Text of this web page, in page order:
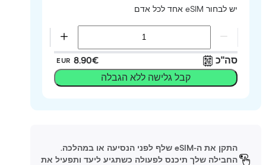
יש לבחור eSIM אחד לכל אדם
EUR
קבל גלישה ללא הגבלה
התקן את ה-eSIM שלף לפני הנסיעה או במהלכה.
החבילה שלך תיכנס לפעולה כשתגיע ליעד ותפעיל את